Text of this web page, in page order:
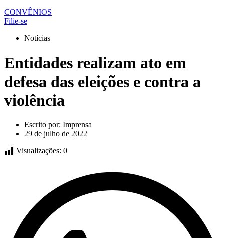
CONVÊNIOS
Filie-se
Notícias
Entidades realizam ato em
defesa das eleições e contra a
violência
Escrito por: Imprensa
29 de julho de 2022
Visualizações: 0